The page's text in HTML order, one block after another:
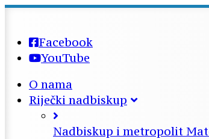
Facebook
YouTube
O nama
Riječki nadbiskup
Nadbiskup i metropolit